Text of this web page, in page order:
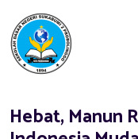
Hebat, Manun